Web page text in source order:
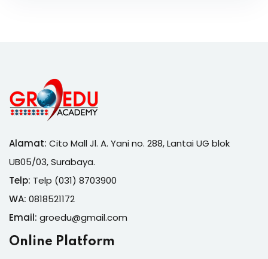
Alamat: Cito Mall Jl. A. Yani no. 288, Lantai UG blok
UB05/03, Surabaya.
Telp: Telp (031) 8703900
WA: 0818521172
Email: groedu@gmail.com
Online Platform